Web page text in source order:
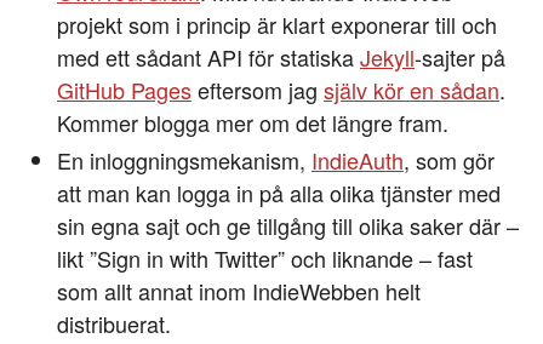
projekt som i princip är klart exponerar till och
med ett sådant API för statiskaJekyll-sajter på
GitHub Pageseftersom jag själv kör en sådan.
Kommer blogga mer om det längre fram.
En inloggningsmekanism, IndieAuth, som gör
att man kan logga in på alla olika tjänster med
sin egna sajt och ge tillgång till olika saker där –
likt ”Sign in with Twitter” och liknande – fast
som allt annat inom IndieWebben helt
distribuerat.